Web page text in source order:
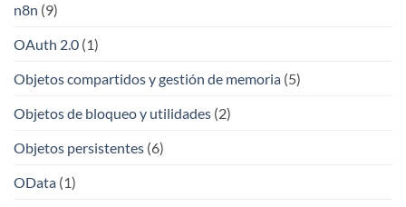
n8n (9)
OAuth 2.0 (1)
Objetos compartidos y gestión de memoria (5)
Objetos de bloqueo y utilidades (2)
Objetos persistentes (6)
OData (1)